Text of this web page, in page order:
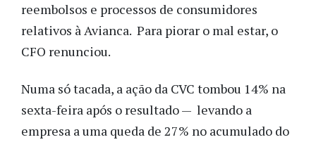
reembolsos e processos de consumidores
relativos à Avianca. Para piorar o mal estar, o
CFO renunciou.
Numa só tacada, a ação da CVC tombou 14% na
sexta-feira após o resultado — levando a
empresa a uma queda de 27% no acumulado do